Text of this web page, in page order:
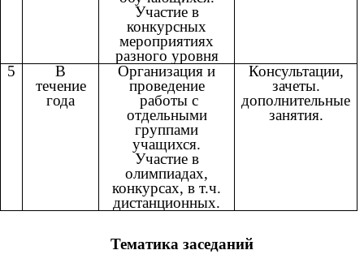
Участие в
конкурсных
мероприятиях
разного уровня
5
В
течение
года
Организация и
проведение
работы с
отдельными
группами
учащихся.
Участие в
олимпиадах,
конкурсах, в т.ч.
дистанционных.
Консультации,
зачеты.
дополнительные
занятия.
Тематика заседаний